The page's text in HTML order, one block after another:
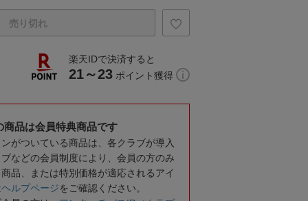
売り切れ
楽天IDで決済すると
21～23 ポイント獲得
商品は会員特典商品です
がついている商品は、各クラブが導入
などの会員制度により、会員の方のみ
品、または特別価格が適応されるアイ
ヘルプページをご確認ください。